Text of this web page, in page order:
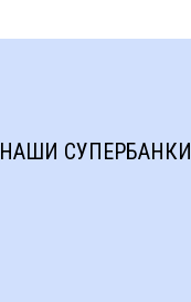
НАШИ СУПЕРБАНКИ